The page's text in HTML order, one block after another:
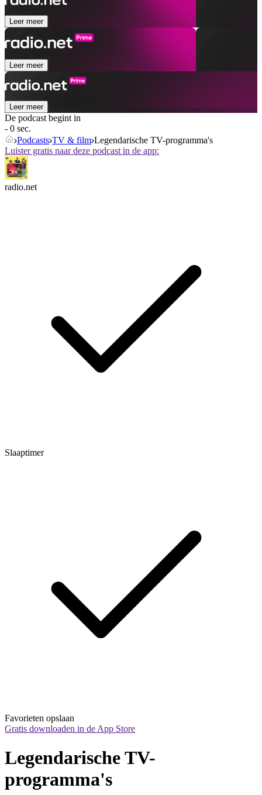
Leer meer
Leer meer
Leer meer
De podcast begint in
- 0 sec.
Podcasts TV & film Legendarische TV-programma's
Luister gratis naar deze podcast in de app:
radio.net
Slaaptimer
Favorieten opslaan
Gratis downloaden in de App Store
Legendarische TV-
programma's